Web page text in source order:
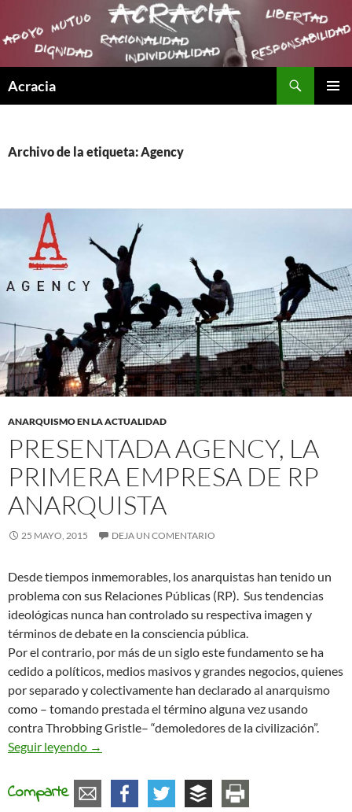
Acracia
Archivo de la etiqueta: Agency
ANARQUISMO EN LA ACTUALIDAD
PRESENTADA AGENCY, LA
PRIMERA EMPRESA DE RP
ANARQUISTA
25 MAYO, 2015 DEJA UN COMENTARIO
Desde tiempos inmemorables, los anarquistas han tenido un
problema con sus Relaciones Públicas (RP). Sus tendencias
ideológicas nunca han controlado su respectiva imagen y
términos de debate en la consciencia pública.
Por el contrario, por más de un siglo este fundamento se ha
cedido a políticos, medios masivos y grandes negocios, quienes
por separado y colectivamente han declarado al anarquismo
como – tomando prestada el término alguna vez usando
contra Throbbing Gristle– “demoledores de la civilización”.
Seguir leyendo Presentada Agency, la primera empresa de RP
→
Comparte